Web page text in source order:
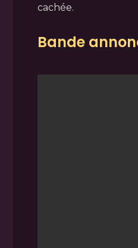
cachée.
Bande